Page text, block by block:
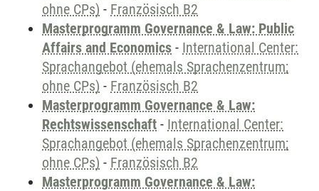
ohne CPs) - Französisch B2
Masterprogramm Governance & Law: Public
Affairs and Economics - International Center:
Sprachangebot (ehemals Sprachenzentrum;
ohne CPs) - Französisch B2
Masterprogramm Governance & Law:
Rechtswissenschaft - International Center:
Sprachangebot (ehemals Sprachenzentrum;
ohne CPs) - Französisch B2
Masterprogramm Governance & Law: